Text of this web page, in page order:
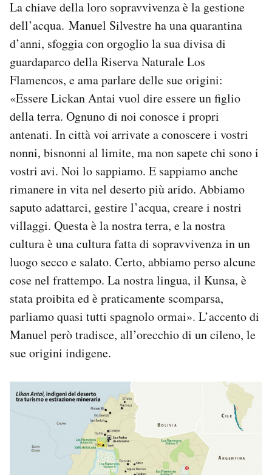
La chiave della loro sopravvivenza è la gestione
dell’acqua. Manuel Silvestre ha una quarantina
d’anni, sfoggia con orgoglio la sua divisa di
guardaparco della Riserva Naturale Los
Flamencos, e ama parlare delle sue origini:
«Essere Lickan Antai vuol dire essere un figlio
della terra. Ognuno di noi conosce i propri
antenati. In città voi arrivate a conoscere i vostri
nonni, bisnonni al limite, ma non sapete chi sono i
vostri avi. Noi lo sappiamo. E sappiamo anche
rimanere in vita nel deserto più arido. Abbiamo
saputo adattarci, gestire l’acqua, creare i nostri
villaggi. Questa è la nostra terra, e la nostra
cultura è una cultura fatta di sopravvivenza in un
luogo secco e salato. Certo, abbiamo perso alcune
cose nel frattempo. La nostra lingua, il Kunsa, è
stata proibita ed è praticamente scomparsa,
parliamo quasi tutti spagnolo ormai». L’accento di
Manuel però tradisce, all’orecchio di un cileno, le
sue origini indigene.